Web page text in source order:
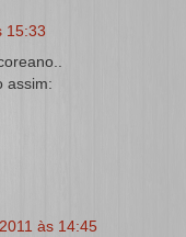
15:33
assim:
às 14:45